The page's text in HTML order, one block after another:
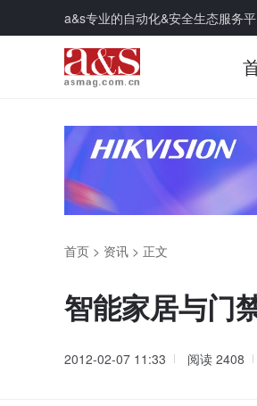
a&s专业的自动化&安全生态服务
首页 > 资讯 > 正文
智能家居与门
2012-02-07 11:33 阅读 2408